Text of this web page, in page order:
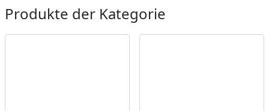
Produkte der Kategorie